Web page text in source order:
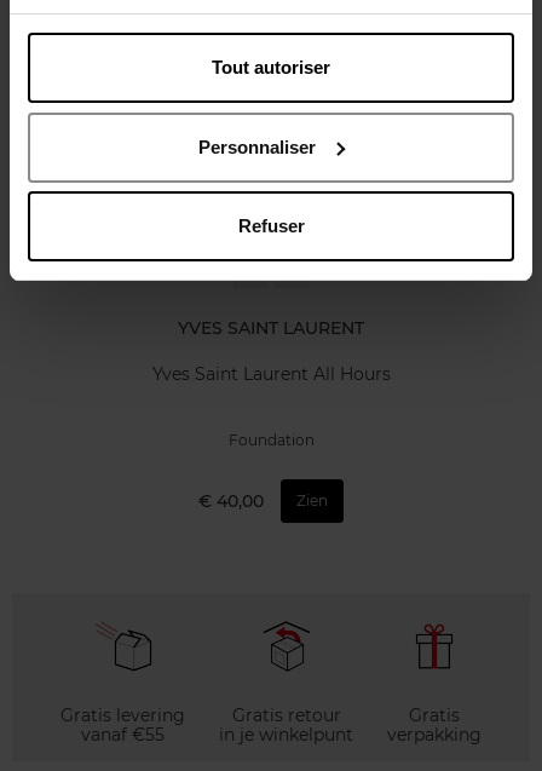
Tout autoriser
Personnaliser
Refuser
Review Beleid inzake klantbeoordelingen
Nog iets vergeten ?
YVES SAINT LAURENT
Yves Saint Laurent All Hours
Foundation
€ 40,00 Zien
Gratis levering
vanaf €55
Gratis retour
in je winkelpunt
Gratis
verpakking